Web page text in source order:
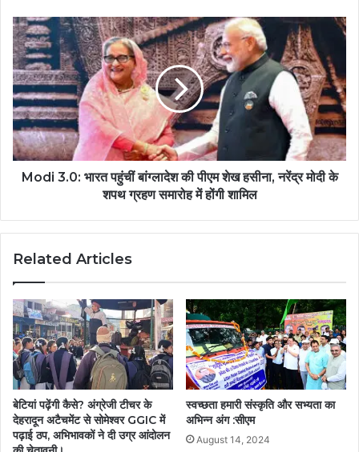
Modi 3.0: भारत पहुंचीं बांग्लादेश की पीएम शेख हसीना, नरेंद्र मोदी के
शपथ ग्रहण समारोह में होंगी शामिल
Related Articles
बेटियां पढ़ेंगी कैसे? अंग्रेजी टीचर के
देहरादून अटैचमेंट से सोमेश्वर GGIC में
पढ़ाई ठप, अभिभावकों ने दी उग्र आंदोलन
स्वच्छता हमारी संस्कृति और सभ्यता का
अभिन्न अंग :सीएम
August 14, 2024